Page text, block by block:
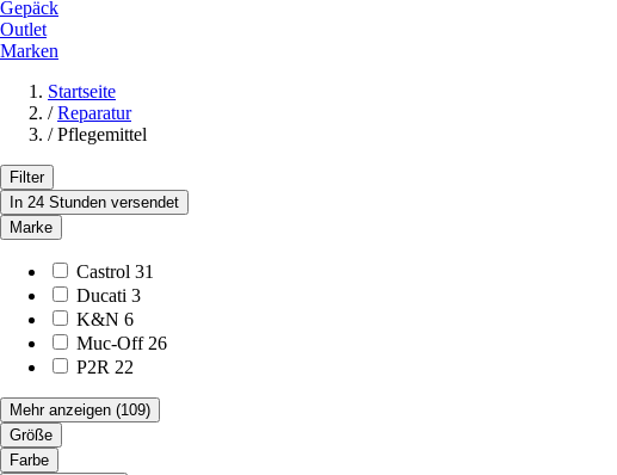
Gepäck
Outlet
Marken
Startseite
/ Reparatur
/ Pflegemittel
Filter
In 24 Stunden versendet
Marke
Castrol 31
Ducati 3
K&N 6
Muc-Off 26
P2R 22
Mehr anzeigen (109)
Größe
Farbe